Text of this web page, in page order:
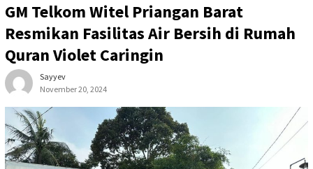
GM Telkom Witel Priangan Barat
Resmikan Fasilitas Air Bersih di Rumah
Quran Violet Caringin
Sayyev
November 20, 2024